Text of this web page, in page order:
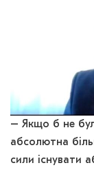
– Якщо б не
абсолютна
сили існувати